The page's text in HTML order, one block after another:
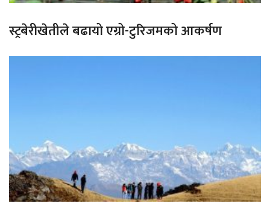
स्ट्रबेरीखेतीले बढायो एग्रो-टुरिजमको आकर्षण